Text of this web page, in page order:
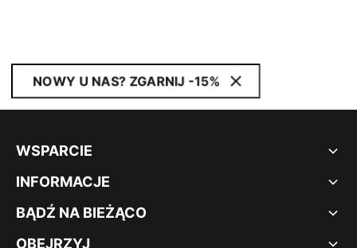
NOWY U NAS? ZGARNIJ -15%
WSPARCIE
INFORMACJE
BĄDŹ NA BIEŻĄCO
OBEJRZYJ